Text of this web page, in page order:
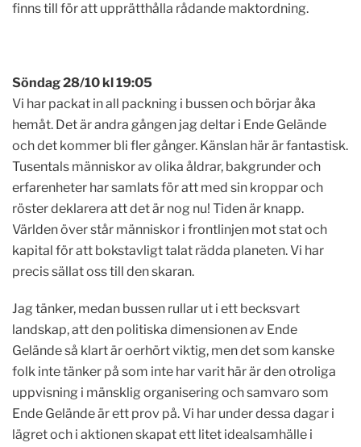
finns till för att upprätthålla rådande maktordning.
Söndag 28/10 kl 19:05
Vi har packat in all packning i bussen och börjar åka
hemåt. Det är andra gången jag deltar i Ende Gelände
och det kommer bli fler gånger. Känslan här är fantastisk.
Tusentals människor av olika åldrar, bakgrunder och
erfarenheter har samlats för att med sin kroppar och
röster deklarera att det är nog nu! Tiden är knapp.
Världen över står människor i frontlinjen mot stat och
kapital för att bokstavligt talat rädda planeten. Vi har
precis sällat oss till den skaran.
Jag tänker, medan bussen rullar ut i ett becksvart
landskap, att den politiska dimensionen av Ende
Gelände så klart är oerhört viktig, men det som kanske
folk inte tänker på som inte har varit här är den otroliga
uppvisning i mänsklig organisering och samvaro som
Ende Gelände är ett prov på. Vi har under dessa dagar i
lägret och i aktionen skapat ett litet idealsamhälle i